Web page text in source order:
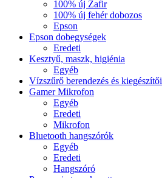
100% új Zafir
100% új fehér dobozos
Epson
Epson dobegységek
Eredeti
Kesztyű, maszk, higiénia
Egyéb
Vízszűrő berendezés és kiegészítői
Gamer Mikrofon
Egyéb
Eredeti
Mikrofon
Bluetooth hangszórók
Egyéb
Eredeti
Hangszóró